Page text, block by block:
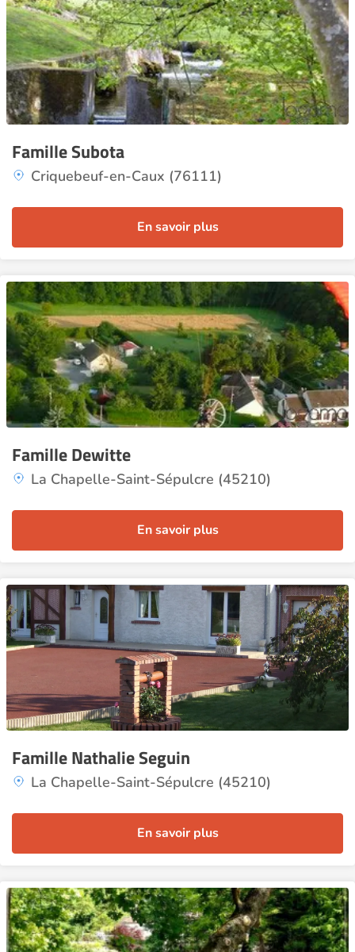
Famille Subota
Criquebeuf-en-Caux (76111)
En savoir plus
Famille Dewitte
La Chapelle-Saint-Sépulcre (45210)
En savoir plus
Famille Nathalie Seguin
La Chapelle-Saint-Sépulcre (45210)
En savoir plus